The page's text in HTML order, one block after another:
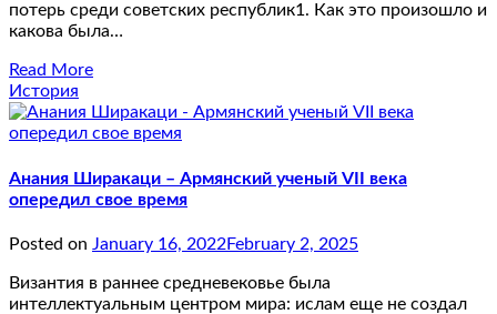
потерь среди советских республик1. Как это произошло и
какова была…
Read More
История
Анания Ширакаци – Армянский ученый VII века
опередил свое время
Posted on January 16, 2022February 2, 2025
Византия в раннее средневековье была
интеллектуальным центром мира: ислам еще не создал